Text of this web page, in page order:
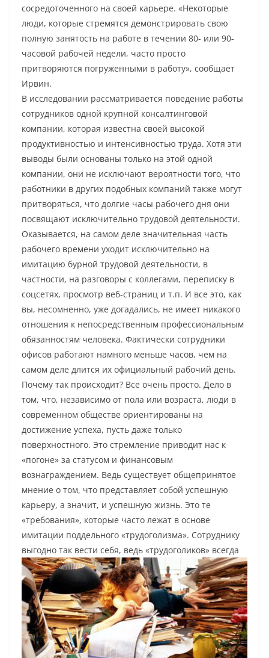
сосредоточенного на своей карьере. «Некоторые
люди, которые стремятся демонстрировать свою
полную занятость на работе в течении 80- или 90-
часовой рабочей недели, часто просто
притворяются погруженными в работу», сообщает
Ирвин.
В исследовании рассматривается поведение работы
сотрудников одной крупной консалтинговой
компании, которая известна своей высокой
продуктивностью и интенсивностью труда. Хотя эти
выводы были основаны только на этой одной
компании, они не исключают вероятности того, что
работники в других подобных компаний также могут
притворяться, что долгие часы рабочего дня они
посвящают исключительно трудовой деятельности.
Оказывается, на самом деле значительная часть
рабочего времени уходит исключительно на
имитацию бурной трудовой деятельности, в
частности, на разговоры с коллегами, переписку в
соцсетях, просмотр веб-страниц и т.п. И все это, как
вы, несомненно, уже догадались, не имеет никакого
отношения к непосредственным профессиональным
обязанностям человека. Фактически сотрудники
офисов работают намного меньше часов, чем на
самом деле длится их официальный рабочий день.
Почему так происходит? Все очень просто. Дело в
том, что, независимо от пола или возраста, люди в
современном обществе ориентированы на
достижение успеха, пусть даже только
поверхностного. Это стремление приводит нас к
«погоне» за статусом и финансовым
вознаграждением. Ведь существует общепринятое
мнение о том, что представляет собой успешную
карьеру, а значит, и успешную жизнь. Это те
«требования», которые часто лежат в основе
имитации поддельного «трудоголизма». Сотруднику
выгодно так вести себя, ведь «трудоголиков» всегда